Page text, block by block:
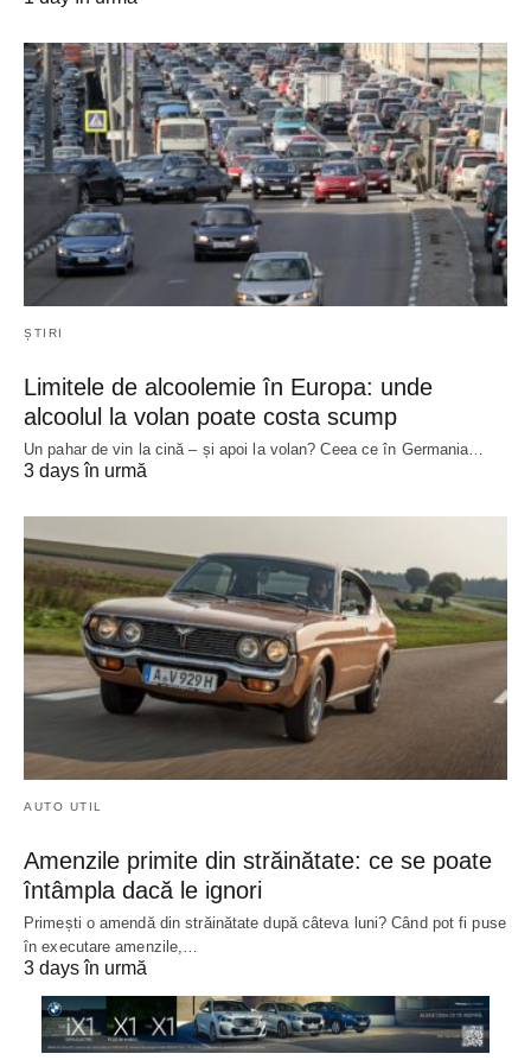
ȘTIRI
Limitele de alcoolemie în Europa: unde
alcoolul la volan poate costa scump
Un pahar de vin la cină – și apoi la volan? Ceea ce în Germania…
3 days în urmă
AUTO UTIL
Amenzile primite din străinătate: ce se poate
întâmpla dacă le ignori
Primești o amendă din străinătate după câteva luni? Când pot fi puse
în executare amenzile,…
3 days în urmă